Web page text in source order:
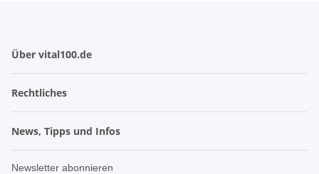
Über vital100.de
Rechtliches
News, Tipps und Infos
Newsletter abonnieren